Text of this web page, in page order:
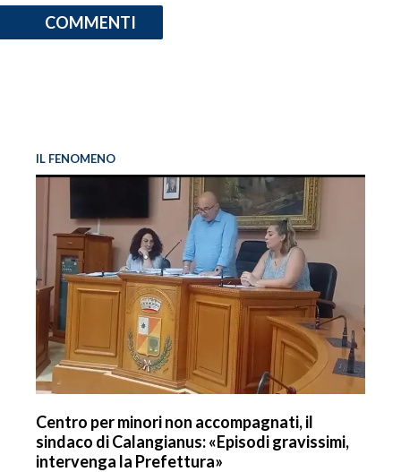
COMMENTI
IL FENOMENO
Centro per minori non accompagnati, il
sindaco di Calangianus: «Episodi gravissimi,
intervenga la Prefettura»